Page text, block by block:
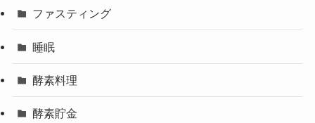
ファスティング
睡眠
酵素料理
酵素貯金